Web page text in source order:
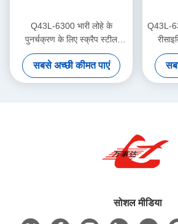
Q43L-6300 भारी लोहे के
पुनर्चक्रण के लिए स्क्रैप स्टील
गिलोटिन कतरनी
सबसे अच्छी कीमत पाएं
Q43L-
सोशल मीडिया